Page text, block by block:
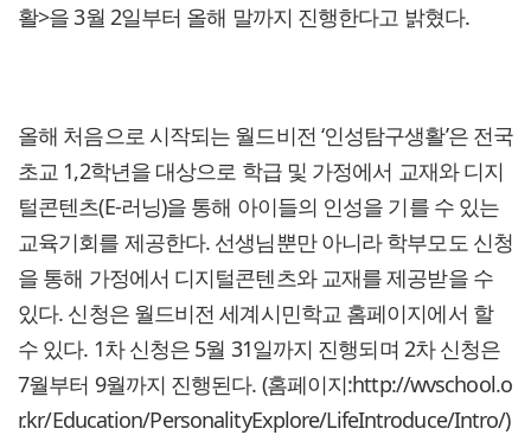
활>을 3월 2일부터 올해 말까지 진행한다고 밝혔다.
올해 처음으로 시작되는 월드비전 ‘인성탐구생활’은 전국
초교 1,2학년을 대상으로 학급 및 가정에서 교재와 디지
털콘텐츠(E-러닝)을 통해 아이들의 인성을 기를 수 있는
교육기회를 제공한다. 선생님뿐만 아니라 학부모도 신청
을 통해 가정에서 디지털콘텐츠와 교재를 제공받을 수
있다. 신청은 월드비전 세계시민학교 홈페이지에서 할
수 있다. 1차 신청은 5월 31일까지 진행되며 2차 신청은
7월부터 9월까지 진행된다. (홈페이지:http://wvschool.o
r.kr/Education/PersonalityExplore/LifeIntroduce/Intro/)